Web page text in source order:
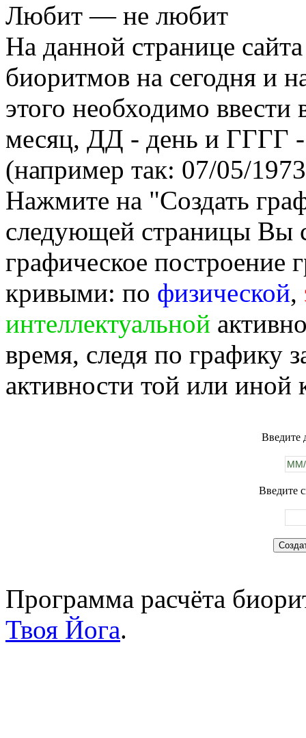
Любит — не любит
На данной странице
биоритмов на сегодня и
этого необходимо
месяц, ДД - день и ГГГГ -
(например так: 07/05/
Нажмите на "Создать
следующей страницы Вы
графическое построение
кривыми: по физической,
интеллектуальной
время, следя по графику
активности той или иной
Введите
Введите
Программа расчёта
Твоя Йога.